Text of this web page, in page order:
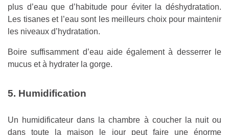
plus d’eau que d’habitude pour éviter la déshydratation.
Les tisanes et l’eau sont les meilleurs choix pour maintenir
les niveaux d’hydratation.
Boire suffisamment d’eau aide également à desserrer le
mucus et à hydrater la gorge.
5. Humidification
Un humidificateur dans la chambre à coucher la nuit ou
dans toute la maison le jour peut faire une énorme